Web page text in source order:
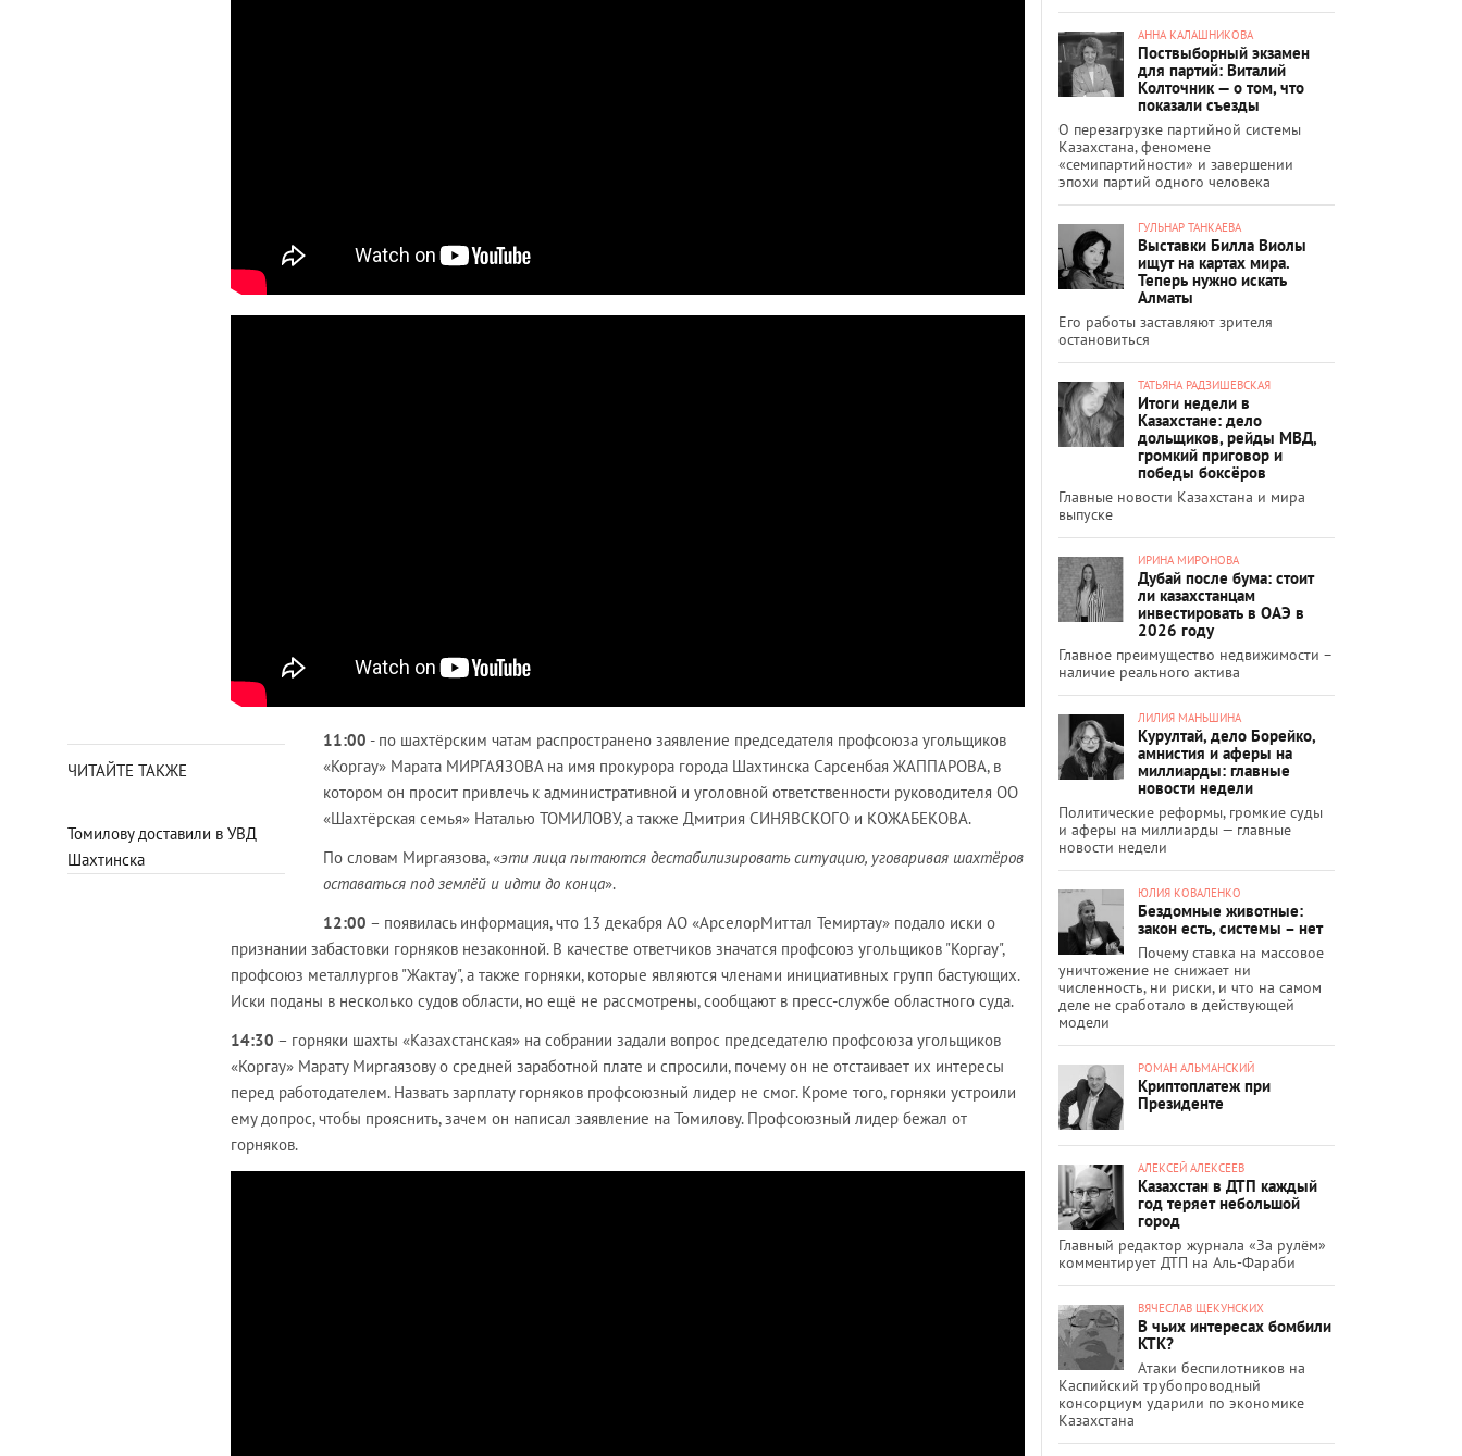
ЧИТАЙТЕ ТАКЖЕ
Томилову доставили в УВД
Шахтинска
11:00 - по шахтёрским чатам распространено заявление председателя профсоюза угольщиков
«Коргау» Марата МИРГАЯЗОВА на имя прокурора города Шахтинска Сарсенбая ЖАППАРОВА, в
котором он просит привлечь к административной и уголовной ответственности руководителя ОО
«Шахтёрская семья» Наталью ТОМИЛОВУ, а также Дмитрия СИНЯВСКОГО и КОЖАБЕКОВА.
По словам Миргаязова, «эти лица пытаются дестабилизировать ситуацию, уговаривая шахтёров
оставаться под землёй и идти до конца».
12:00 – появилась информация, что 13 декабря АО «АрселорМиттал Темиртау» подало иски о
признании забастовки горняков незаконной. В качестве ответчиков значатся профсоюз угольщиков "Коргау",
профсоюз металлургов "Жактау", а также горняки, которые являются членами инициативных групп бастующих.
Иски поданы в несколько судов области, но ещё не рассмотрены, сообщают в пресс-службе областного суда.
14:30 – горняки шахты «Казахстанская» на собрании задали вопрос председателю профсоюза угольщиков
«Коргау» Марату Миргаязову о средней заработной плате и спросили, почему он не отстаивает их интересы
перед работодателем. Назвать зарплату горняков профсоюзный лидер не смог. Кроме того, горняки устроили
ему допрос, чтобы прояснить, зачем он написал заявление на Томилову. Профсоюзный лидер бежал от
горняков.
АННА КАЛАШНИКОВА
Поствыборный экзамен
для партий: Виталий
Колточник — о том, что
показали съезды
О перезагрузке партийной системы
Казахстана, феномене
«семипартийности» и завершении
эпохи партий одного человека
ГУЛЬНАР ТАНКАЕВА
Выставки Билла Виолы
ищут на картах мира.
Теперь нужно искать
Алматы
Его работы заставляют зрителя
остановиться
ТАТЬЯНА РАДЗИШЕВСКАЯ
Итоги недели в
Казахстане: дело
дольщиков, рейды МВД,
громкий приговор и
победы боксёров
Главные новости Казахстана и мира
выпуске
ИРИНА МИРОНОВА
Дубай после бума: стоит
ли казахстанцам
инвестировать в ОАЭ в
2026 году
Главное преимущество недвижимости –
наличие реального актива
ЛИЛИЯ МАНЬШИНА
Курултай, дело Борейко,
амнистия и аферы на
миллиарды: главные
новости недели
Политические реформы, громкие суды
и аферы на миллиарды — главные
новости недели
ЮЛИЯ КОВАЛЕНКО
Бездомные животные:
закон есть, системы – нет
Почему ставка на массовое
уничтожение не снижает ни
численность, ни риски, и что на самом
деле не сработало в действующей
модели
РОМАН АЛЬМАНСКИЙ
Криптоплатеж при
Президенте
АЛЕКСЕЙ АЛЕКСЕЕВ
Казахстан в ДТП каждый
год теряет небольшой
город
Главный редактор журнала «За рулём»
комментирует ДТП на Аль-Фараби
ВЯЧЕСЛАВ ЩЕКУНСКИХ
В чьих интересах бомбили
КТК?
Атаки беспилотников на
Каспийский трубопроводный
консорциум ударили по экономике
Казахстана